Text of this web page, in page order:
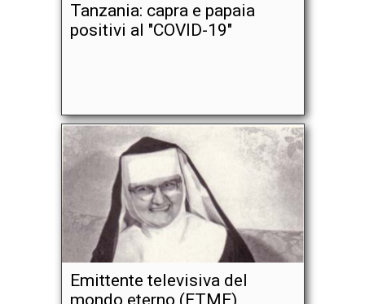
Tanzania: capra e papaia
positivi al "COVID-19"
Emittente televisiva del
mondo eterno (ETME)